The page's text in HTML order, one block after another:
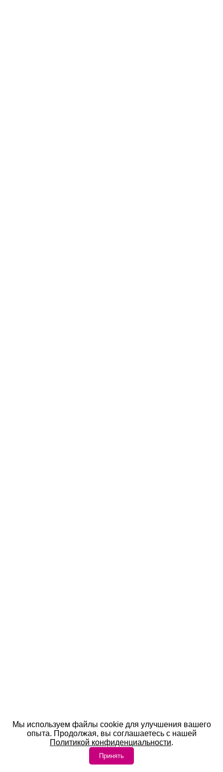
Мы используем файлы cookie для улучшения вашего
опыта. Продолжая, вы соглашаетесь с нашей
Политикой конфиденциальности.
Принять